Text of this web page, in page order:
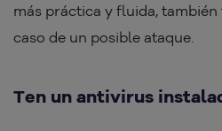
más práctica y fluida,
caso de un posible ataque.
Ten un antivirus